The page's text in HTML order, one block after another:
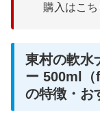
購入はこち
東村の軟水
ー 500ml（
の特徴・お